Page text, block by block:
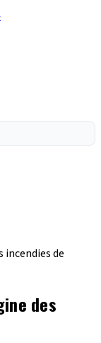
de
des